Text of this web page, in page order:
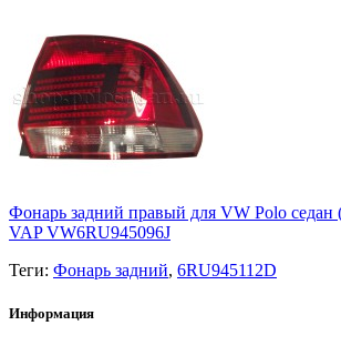
Фонарь задний правый для VW Polo седан
VAP VW6RU945096J
Теги: Фонарь задний, 6RU945112D
Информация